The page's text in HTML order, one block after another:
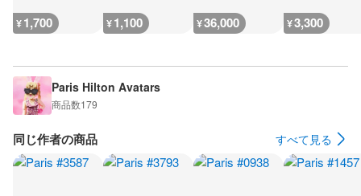
¥1,700 ¥1,100 ¥36,000 ¥3,300
Paris Hilton Avatars
商品数179
同じ作者の商品 すべて見る